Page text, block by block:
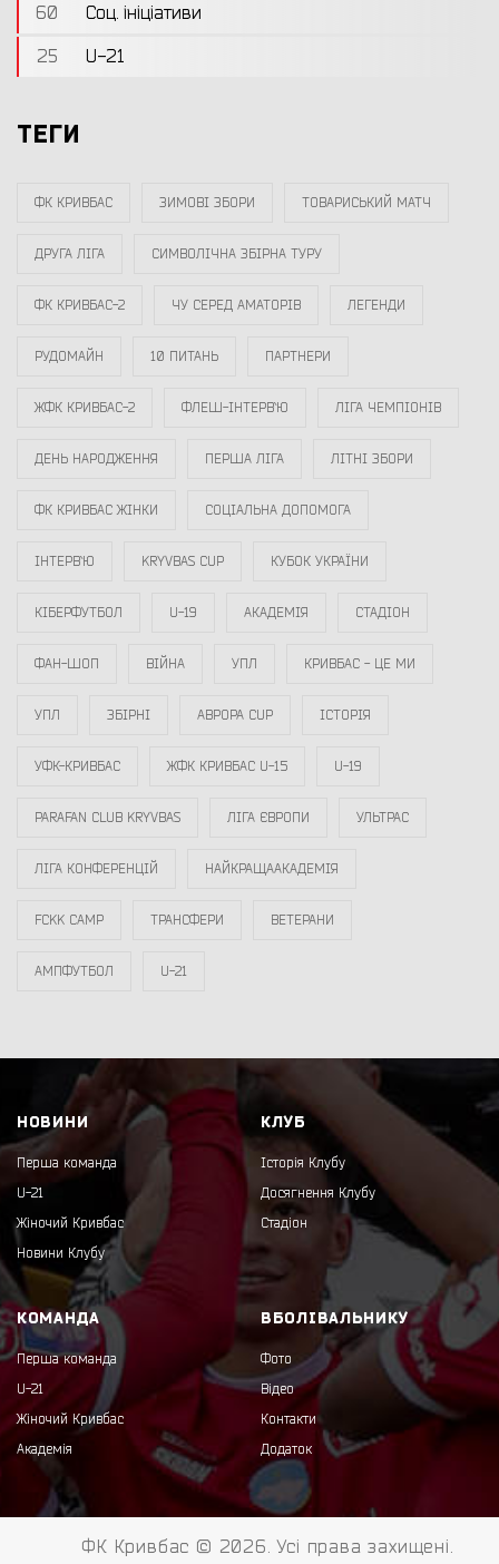
60
Соц. ініціативи
25
U-21
ТЕГИ
ФК КРИВБАС ЗИМОВІ ЗБОРИ ТОВАРИСЬКИЙ МАТЧ
ДРУГА ЛІГА СИМВОЛІЧНА ЗБІРНА ТУРУ
ФК КРИВБАС-2 ЧУ СЕРЕД АМАТОРІВ ЛЕГЕНДИ
РУДОМАЙН 10 ПИТАНЬ ПАРТНЕРИ
ЖФК КРИВБАС-2 ФЛЕШ-ІНТЕРВ`Ю ЛІГА ЧЕМПІОНІВ
ДЕНЬ НАРОДЖЕННЯ ПЕРША ЛІГА ЛІТНІ ЗБОРИ
ФК КРИВБАС ЖІНКИ СОЦІАЛЬНА ДОПОМОГА
ІНТЕРВ`Ю KRYVBAS CUP КУБОК УКРАЇНИ
КІБЕРФУТБОЛ U-19 АКАДЕМІЯ СТАДІОН
ФАН-ШОП ВІЙНА УПЛ КРИВБАС - ЦЕ МИ
УПЛ ЗБІРНІ АВРОРА CUP ІСТОРІЯ
УФК-КРИВБАС ЖФК КРИВБАС U-15 U-19
PARAFAN CLUB KRYVBAS ЛІГА ЄВРОПИ УЛЬТРАС
ЛІГА КОНФЕРЕНЦІЙ НАЙКРАЩААКАДЕМІЯ
FCKK CAMP ТРАНСФЕРИ ВЕТЕРАНИ
АМПФУТБОЛ U-21
НОВИНИ
Перша команда
U-21
Жіночий Кривбас
Новини Клубу
КЛУБ
Історія Клубу
Досягнення Клубу
Стадіон
КОМАНДА
Перша команда
U-21
Жіночий Кривбас
Академія
ВБОЛІВАЛЬНИКУ
Фото
Відео
Контакти
Додаток
ФК Кривбас © 2026. Усі права захищені.